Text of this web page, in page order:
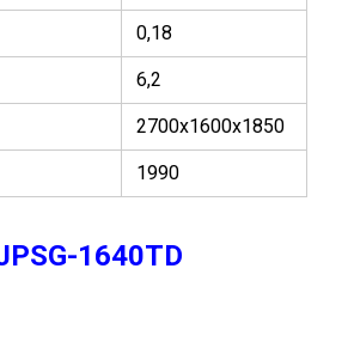
0,18
6,2
2700х1600х1850
1990
1640TD